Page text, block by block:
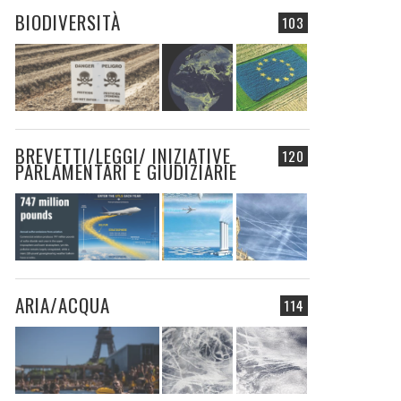
103
BIODIVERSITÀ
120
BREVETTI/LEGGI/ INIZIATIVE
PARLAMENTARI E GIUDIZIARIE
114
ARIA/ACQUA